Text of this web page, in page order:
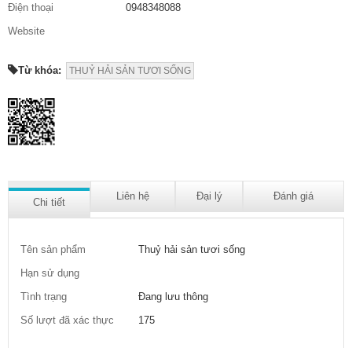
Điện thoại
0948348088
Website
Từ khóa: THUỶ HẢI SẢN TƯƠI SỐNG
Chi tiết
Liên hệ Đại lý Đánh giá
Tên sản phẩm
Thuỷ hải sản tươi sống
Hạn sử dụng
Tình trạng
Đang lưu thông
Số lượt đã xác thực
175